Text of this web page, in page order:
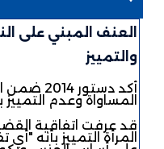
العنف المبني على
والتمييز
المساواة وعدم التمييز
قد عرفت اتفاقية
المرأة التمييز بأنه "أي